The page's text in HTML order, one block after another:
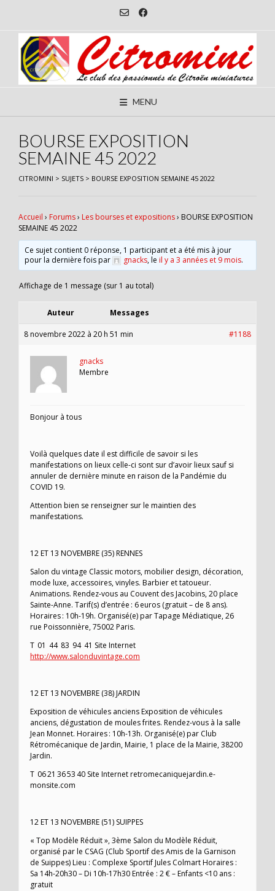
content
MENU
BOURSE EXPOSITION
SEMAINE 45 2022
CITROMINI > SUJETS > BOURSE EXPOSITION SEMAINE 45 2022
Accueil › Forums› Les bourses et expositions› BOURSE EXPOSITION
SEMAINE 45 2022
Ce sujet contient 0 réponse, 1 participant et a été mis à jour
pour la dernière fois par
gnacks, leil y a 3 années et 9 mois.
Affichage de 1 message (sur 1 au total)
Auteur Messages
8 novembre 2022 à 20 h 51 min #1188
gnacks
Membre
Bonjour à tous
Voilà quelques date il est difficile de savoir si les
manifestations on lieux celle-ci sont sur d’avoir lieux sauf si
annuler de dernière minute en raison de la Pandémie du
COVID 19.
Attention bien se renseigner sur le maintien des
manifestations.
12 ET 13 NOVEMBRE (35) RENNES
Salon du vintage Classic motors, mobilier design, décoration,
mode luxe, accessoires, vinyles. Barbier et tatoueur.
Animations. Rendez-vous au Couvent des Jacobins, 20 place
Sainte-Anne. Tarif(s) d’entrée : 6 euros (gratuit – de 8 ans).
Horaires : 10h-19h. Organisé(e) par Tapage Médiatique, 26
rue Poissonnière, 75002 Paris.
T 01 44 83 94 41 Site Internet
http://www.salonduvintage.com
12 ET 13 NOVEMBRE (38) JARDIN
Exposition de véhicules anciens Exposition de véhicules
anciens, dégustation de moules frites. Rendez-vous à la salle
Jean Monnet. Horaires : 10h-13h. Organisé(e) par Club
Rétromécanique de Jardin, Mairie, 1 place de la Mairie, 38200
Jardin.
T 06 21 36 53 40 Site Internet retromecaniquejardin.e-
monsite.com
12 ET 13 NOVEMBRE (51) SUIPPES
« Top Modèle Réduit », 3ème Salon du Modèle Réduit,
organisé par le CSAG (Club Sportif des Amis de la Garnison
de Suippes) Lieu : Complexe Sportif Jules Colmart Horaires :
Sa 14h-20h30 – Di 10h-17h30 Entrée : 2 € – Enfants <10 ans :
gratuit